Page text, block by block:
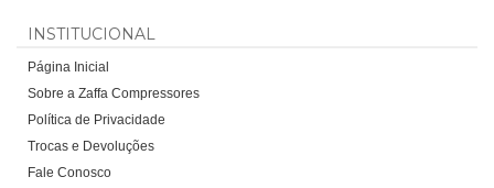
INSTITUCIONAL
Página Inicial
Sobre a Zaffa Compressores
Política de Privacidade
Trocas e Devoluções
Fale Conosco